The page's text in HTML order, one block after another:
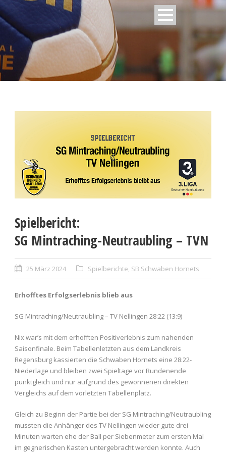
Spielbericht:
SG Mintraching-Neutraubling – TVN
25 März 2024 Spielberichte, SB Schwaben Hornets
Erhofftes Erfolgserlebnis blieb aus
SG Mintraching/Neutraubling – TV Nellingen 28:22 (13:9)
Nix war’s mit dem erhofften Positiverlebnis zum nahenden
Saisonfinale. Beim Tabellenletzten aus dem Landkreis
Regensburg kassierten die Schwaben Hornets eine 28:22-
Niederlage und bleiben zwei Spieltage vor Rundenende
punktgleich und nur aufgrund des gewonnenen direkten
Vergleichs auf dem vorletzten Tabellenplatz.
Gleich zu Beginn der Partie bei der SG Mintraching/Neutraubling
mussten die Anhänger des TV Nellingen wieder gute drei
Minuten warten ehe der Ball per Siebenmeter zum ersten Mal
im gegnerischen Kasten untergebracht werden konnte. Auch